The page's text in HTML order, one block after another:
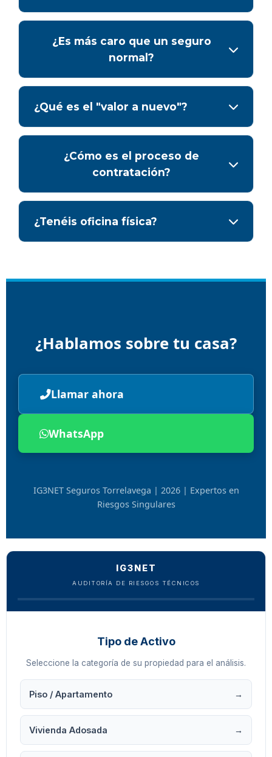
¿Es más caro que un seguro
normal?
¿Qué es el "valor a nuevo"?
¿Cómo es el proceso de
contratación?
¿Tenéis oficina física?
¿Hablamos sobre tu casa?
Llamar ahora
WhatsApp
IG3NET Seguros Torrelavega | 2026 | Expertos en
Riesgos Singulares
IG3NET
AUDITORÍA DE RIESGOS TÉCNICOS
Tipo de Activo
Seleccione la categoría de su propiedad para el análisis.
Piso / Apartamento →
Vivienda Adosada →